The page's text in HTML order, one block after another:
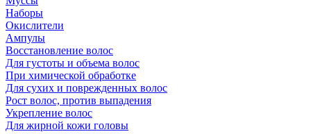
Наборы
Окислители
Ампулы
Восстановление волос
Для густоты и объема волос
При химической обработке
Для сухих и поврежденных волос
Рост волос, против выпадения
Укрепление волос
Для жирной кожи головы